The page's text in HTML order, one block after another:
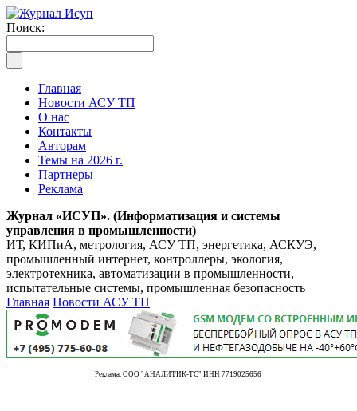
Поиск:
Главная
Новости АСУ ТП
О нас
Контакты
Авторам
Темы на 2026 г.
Партнеры
Реклама
Журнал «ИСУП». (Информатизация и системы
управления в промышленности)
ИТ, КИПиА, метрология, АСУ ТП, энергетика, АСКУЭ,
промышленный интернет, контроллеры, экология,
электротехника, автоматизации в промышленности,
испытательные системы, промышленная безопасность
Главная Новости АСУ ТП
Реклама. ООО "АНАЛИТИК-ТС" ИНН 7719025656